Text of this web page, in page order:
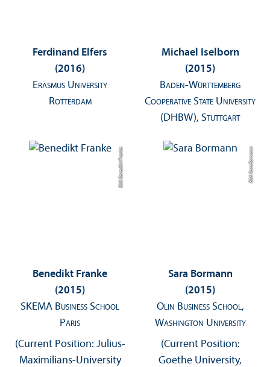
Ferdinand Elfers
(2016)
Erasmus University
Rotterdam
Michael Iselborn
(2015)
Baden-Württemberg
Cooperative State University
(DHBW), Stuttgart
Bild: Benedikt Franke
Benedikt Franke
(2015)
SKEMA Business School
Paris
(Current Position: Julius-
Maximilians-University
Bild: Sara Bormann
Sara Bormann
(2015)
Olin Business School,
Washington University
(Current Position:
Goethe University,